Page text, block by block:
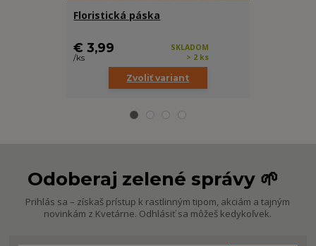
Floristická páska
€ 3,99
/ks
SKLADOM
> 2 ks
Zvoliť variant
Odoberaj zelené správy 🌱
Prihlás sa – získaš prístup k rastlinným tipom, akciám a tajným
novinkám z Kvetárne. Odhlásiť sa môžeš kedykoľvek.